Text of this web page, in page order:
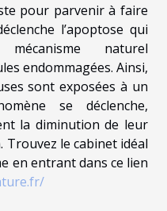
pour parvenir à faire
l’apoptose qui
naturel
endommagées. Ainsi,
sont exposées à un
se déclenche,
la diminution de leur
le cabinet idéal
en entrant dans ce lien